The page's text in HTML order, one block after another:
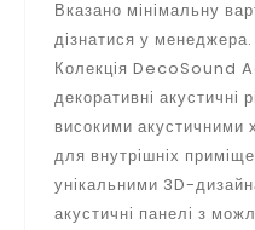
Вказано мінімальну
дізнатися у менеджера.
Колекція DecoSound
декоративні акустичні
високими акустичними
для внутрішніх
унікальними 3D-
акустичні панелі з